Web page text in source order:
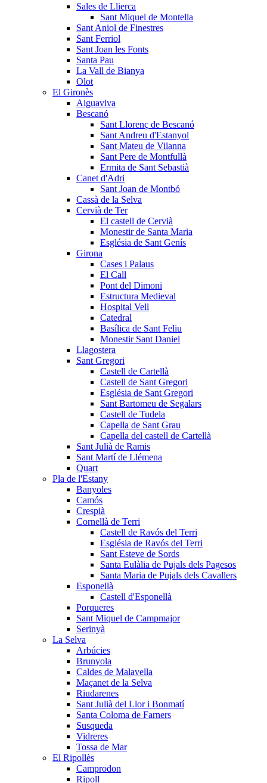
Sales de Llierca
Sant Miquel de Montella
Sant Aniol de Finestres
Sant Ferriol
Sant Joan les Fonts
Santa Pau
La Vall de Bianya
Olot
El Gironès
Aiguaviva
Bescanó
Sant Llorenç de Bescanó
Sant Andreu d'Estanyol
Sant Mateu de Vilanna
Sant Pere de Montfullà
Ermita de Sant Sebastià
Canet d'Adri
Sant Joan de Montbó
Cassà de la Selva
Cervià de Ter
El castell de Cervià
Monestir de Santa Maria
Església de Sant Genís
Girona
Cases i Palaus
El Call
Pont del Dimoni
Estructura Medieval
Hospital Vell
Catedral
Basílica de Sant Feliu
Monestir Sant Daniel
Llagostera
Sant Gregori
Castell de Cartellà
Castell de Sant Gregori
Església de Sant Gregori
Sant Bartomeu de Segalars
Castell de Tudela
Capella de Sant Grau
Capella del castell de Cartellà
Sant Julià de Ramis
Sant Martí de Llémena
Quart
Pla de l'Estany
Banyoles
Camós
Crespià
Cornellà de Terri
Castell de Ravós del Terri
Església de Ravós del Terri
Sant Esteve de Sords
Santa Eulàlia de Pujals dels Pagesos
Santa Maria de Pujals dels Cavallers
Esponellà
Castell d'Esponellà
Porqueres
Sant Miquel de Campmajor
Serinyà
La Selva
Arbúcies
Brunyola
Caldes de Malavella
Maçanet de la Selva
Riudarenes
Sant Julià del Llor i Bonmatí
Santa Coloma de Farners
Susqueda
Vidreres
Tossa de Mar
El Ripollès
Camprodon
Ripoll